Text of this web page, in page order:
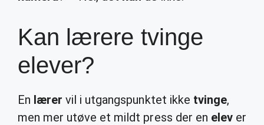
Kan lærere tvinge
elever?
En lærer vil i utgangspunktet ikke tvinge,
men mer utøve et mildt press der en elever